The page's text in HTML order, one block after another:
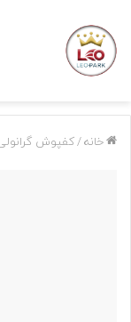
خانه/کفپوش